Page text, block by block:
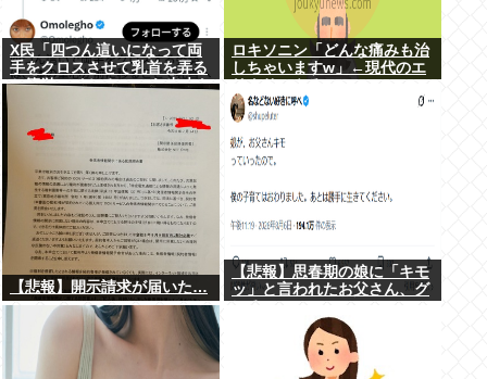
X民「四つん這いになって両
手をクロスさせて乳首を弄る
と簡単にイケる」 これ出来な
ロキソニン「どんな痛みも治
しちゃいますw」←現代のエ
【悲報】開示請求が届いた…
【悲報】思春期の娘に「キモ
ッ」と言われたお父さん、グ